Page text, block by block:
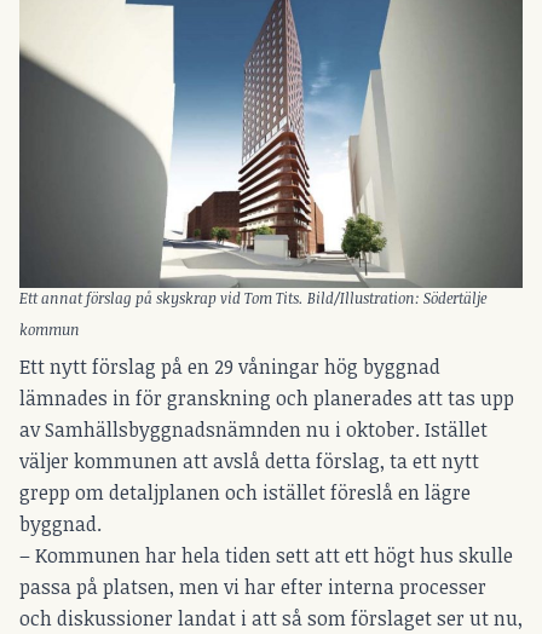
Ett annat förslag på skyskrap vid Tom Tits. Bild/Illustration: Södertälje
kommun
Ett nytt förslag på en 29 våningar hög byggnad
lämnades in för granskning och planerades att tas upp
av Samhällsbyggnadsnämnden nu i oktober. Istället
väljer kommunen att avslå detta förslag, ta ett nytt
grepp om detaljplanen och istället föreslå en lägre
byggnad.
– Kommunen har hela tiden sett att ett högt hus skulle
passa på platsen, men vi har efter interna processer
och diskussioner landat i att så som förslaget ser ut nu,